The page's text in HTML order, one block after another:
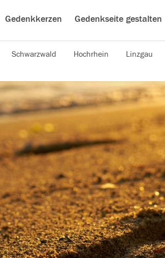
Gedenkkerzen Gedenkseite gestalten
Schwarzwald Hochrhein Linzgau